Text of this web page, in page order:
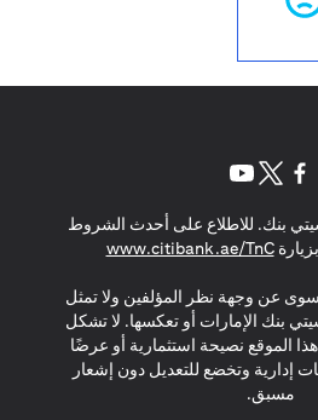
بنك. للاطلاع على أحدث الشروط
www.citibank.ae/TnC
in a new tab
سوى عن وجهة نظر المؤلفين ولا تمثل
بنك الإمارات أو تعكسها. لا تشكل
الموقع نصيحة استثمارية أو عرضًا
إدارية وتخضع للتعديل دون إشعار
مسبق.